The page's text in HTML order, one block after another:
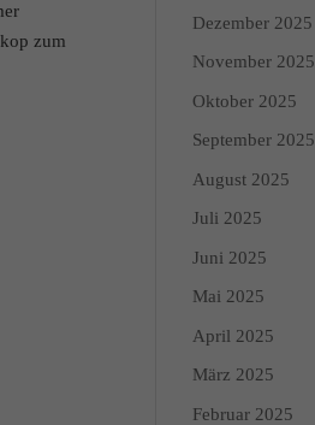
zum
Dezember 2025
November 2025
Oktober 2025
September 2025
August 2025
Juli 2025
Juni 2025
Mai 2025
April 2025
März 2025
Februar 2025